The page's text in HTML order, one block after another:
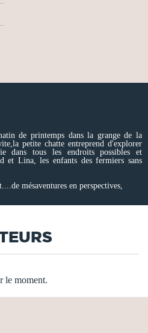
de printemps dans la grange de la
petite chatte entreprend d'explorer
dans tous les endroits possibles et
et Lina, les enfants des fermiers sans
mésaventures en perspectives,
le moment.